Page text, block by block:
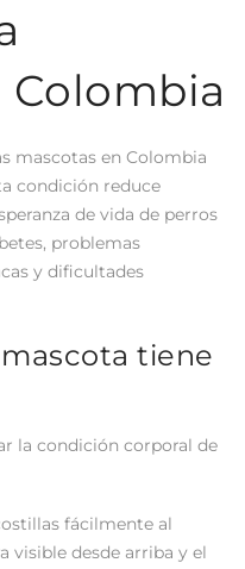
mascotas en Colombia
condición reduce
de vida de perros
problemas
y dificultades
tiene
la condición corporal de
fácilmente al
visible desde arriba y el